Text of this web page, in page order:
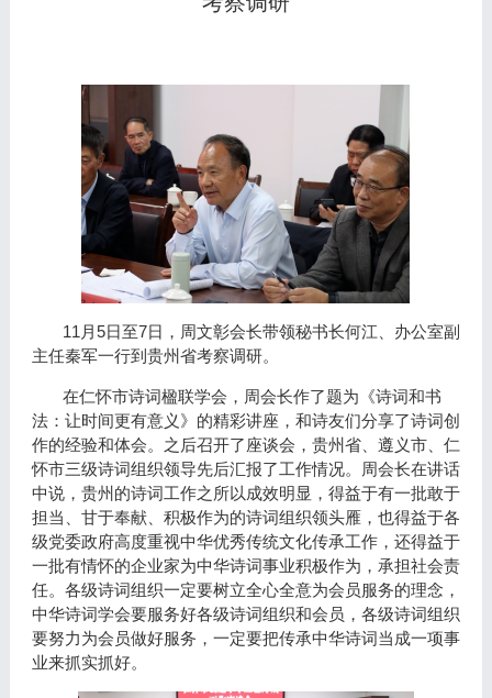
11 月 5日至7日，周文彰会长带领秘书长何江、办公室副
主任秦军一行到贵州省考察调研。
在仁怀市诗词楹联学会，周会长作了题为《诗词和书
法：让时间更有意义》的精彩讲座，和诗友们分享了诗词创
作的经验和体会。之后召开了座谈会，贵州省、遵义市、仁
怀市三级诗词组织领导先后汇报了工作情况。周会长在讲话
中说，贵州的诗词工作之所以成效明显，得益于有一批敢于
担当、甘于奉献、积极作为的诗词组织领头雁，也得益于各
级党委政府高度重视中华优秀传统文化传承工作，还得益于
一批有情怀的企业家为中华诗词事业积极作为，承担社会责
任。各级诗词组织一定要树立全心全意为会员服务的理念，
中华诗词学会要服务好各级诗词组织和会员，各级诗词组织
要努力为会员做好服务，一定要把传承中华诗词当成一项事
业来抓实抓好。